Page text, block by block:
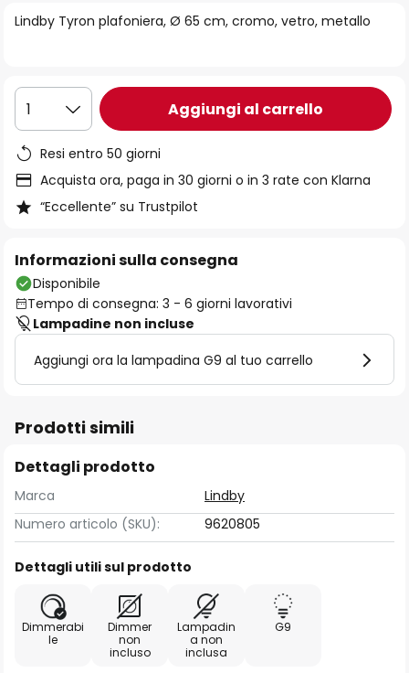
immagini
Lindby Tyron plafoniera, Ø 65 cm, cromo, vetro, metallo
1 Aggiungi al carrello
Resi entro 50 giorni
Acquista ora, paga in 30 giorni o in 3 rate con Klarna
“Eccellente” su Trustpilot
Informazioni sulla consegna
Disponibile
Tempo di consegna: 3 - 6 giorni lavorativi
Lampadine non incluse
Aggiungi ora la lampadina G9 al tuo carrello
Prodotti simili
Dettagli prodotto
Marca
Lindby
Numero articolo (SKU):
9620805
Dettagli utili sul prodotto
Dimmerabi
le
Dimmer
non
incluso
Lampadin
a non
inclusa
G9